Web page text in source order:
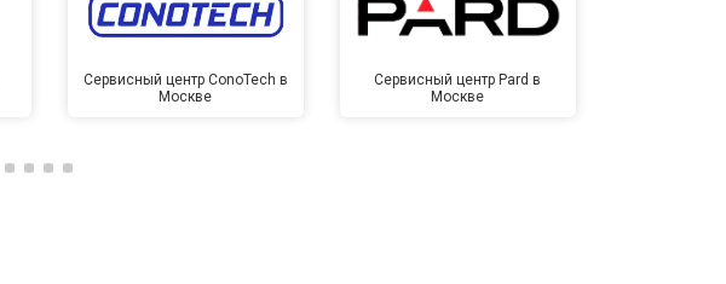
Сервисный центр ConoTech в
Москве
Сервисный центр Pard в
Москве